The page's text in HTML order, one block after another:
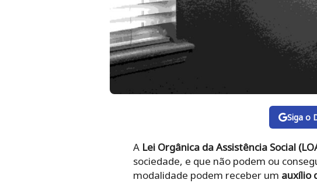
Siga o
A Lei Orgânica da Assistência Social
sociedade, e que não podem ou
modalidade podem receber um auxílio